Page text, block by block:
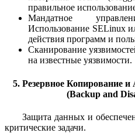
правильное
Мандатное
Использование SELinux
действия программ и
Сканирование
на известные уязвимости.
5. Резервное Копирование
(Backup and
Защита данных и
критические задачи.